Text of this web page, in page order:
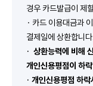
경우 카드발급이 제
· 카드 이용대금과
결제일에 상환합니
·  상환능력에 비해
개인신용평점이 하
· 개인신용평점 하